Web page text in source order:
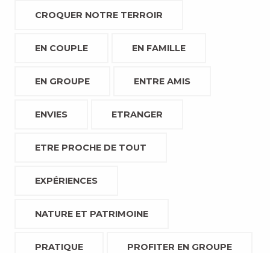
CROQUER NOTRE TERROIR
EN COUPLE EN FAMILLE
EN GROUPE ENTRE AMIS
ENVIES ETRANGER
ETRE PROCHE DE TOUT
EXPÉRIENCES
NATURE ET PATRIMOINE
PRATIQUE PROFITER EN GROUPE